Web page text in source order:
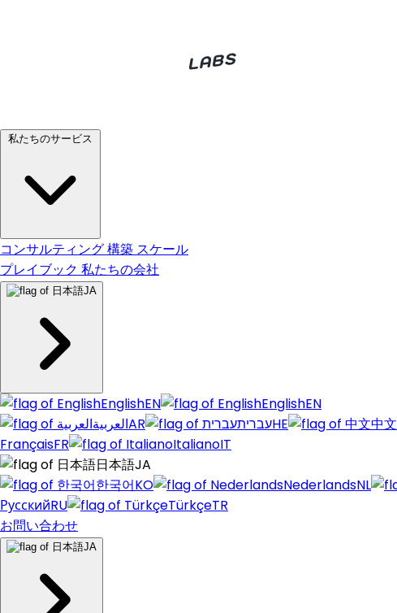
コンサルティング構築 スケール
プレイブック 私たちの会社
JA
EnglishEN EnglishEN
العربيةAR עבריתHE 中文
FrançaisFR ItalianoIT
日本語JA
한국어KO NederlandsNL
РусскийRU TürkçeTR
お問い合わせ
JA